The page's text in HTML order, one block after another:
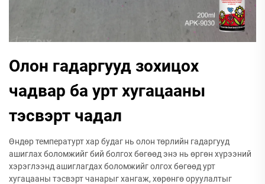
Олон гадаргууд зохицох
чадвар ба урт хугацааны
тэсвэрт чадал
Өндөр температурт хар будаг нь олон төрлийн гадаргууд
ашиглах боломжийг бий болгох бөгөөд энэ нь өргөн хүрээний
хэрэглээнд ашиглагдах боломжийг олгох бөгөөд урт
хугацааны тэсвэрт чанарыг хангаж, хөрөнгө оруулалтыг